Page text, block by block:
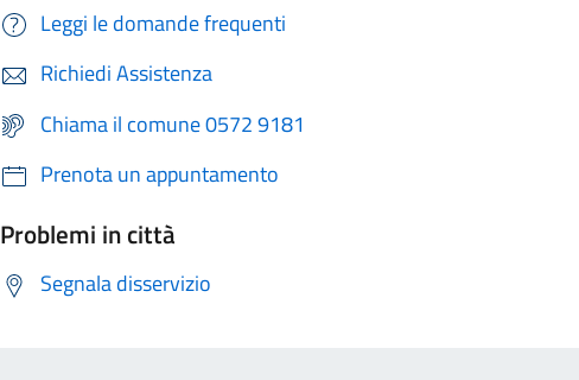
Leggi le domande frequenti
Richiedi Assistenza
Chiama il comune 0572 9181
Prenota un appuntamento
Problemi in città
Segnala disservizio